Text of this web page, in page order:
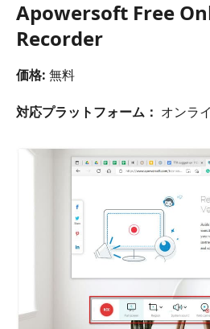
Apowersoft Free
Recorder
価格: 無料
対応プラットフォーム： オンラ